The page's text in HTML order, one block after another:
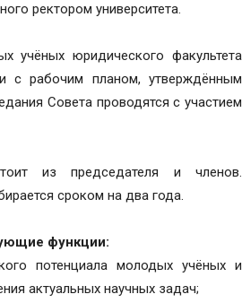
ректором университета.
юридического факультета
с рабочим планом, утверждённым
Совета проводятся с участием
из председателя и членов.
сроком на два года.
функции:
потенциала молодых учёных и
актуальных научных задач;